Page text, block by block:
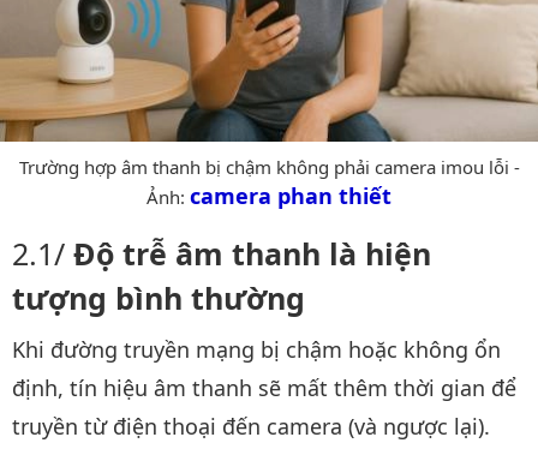
Trường hợp âm thanh bị chậm không phải camera imou lỗi -
Ảnh: camera phan thiết
Độ trễ âm thanh là hiện
tượng bình thường
Khi đường truyền mạng bị chậm hoặc không ổn
định, tín hiệu âm thanh sẽ mất thêm thời gian để
truyền từ điện thoại đến camera (và ngược lại).